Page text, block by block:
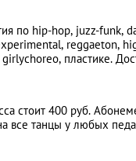
по hip-hop, juzz-funk,
reggaeton,
пластике.
стоит 400 руб.
все танцы у любых